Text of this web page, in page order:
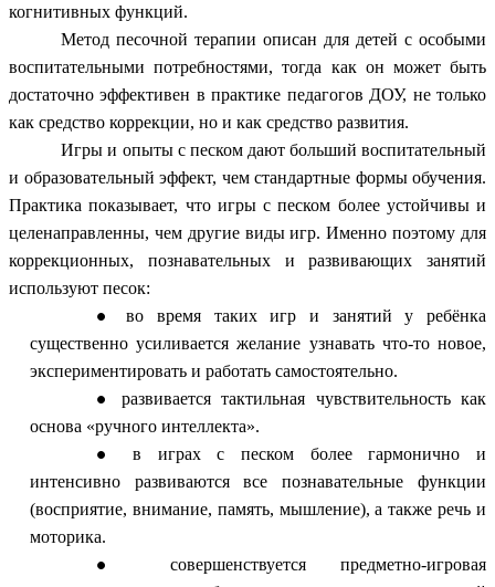
когнитивных функций.
Метод песочной терапии описан для детей с особыми
воспитательными потребностями, тогда как он может быть
достаточно эффективен в практике педагогов ДОУ, не только
как средство коррекции, но и как средство развития.
Игры и опыты с песком дают больший воспитательный
и образовательный эффект, чем стандартные формы обучения.
Практика показывает, что игры с песком более устойчивы и
целенаправленны, чем другие виды игр. Именно поэтому для
коррекционных, познавательных и развивающих занятий
используют песок:
во время таких игр и занятий у ребёнка
существенно усиливается желание узнавать что-то новое,
экспериментировать и работать самостоятельно.
развивается тактильная чувствительность как
основа «ручного интеллекта».
в играх с песком более гармонично и
интенсивно развиваются все познавательные функции
(восприятие, внимание, память, мышление), а также речь и
моторика.
совершенствуется предметно-игровая